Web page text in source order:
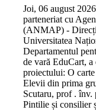
Joi, 06 august
parteneriat cu
(ANMAP) -
Universitatea
Departamentul
de vară EduCart,
proiectului: O
Elevii din prima
Scutaru, prof . înv.
Pintilie și consilier